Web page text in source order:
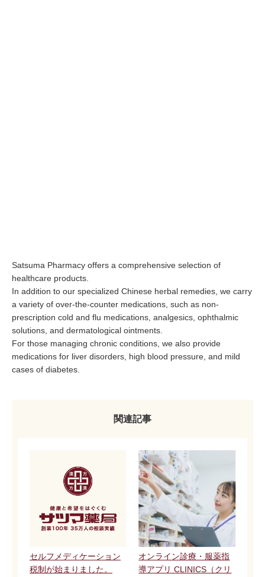
Satsuma Pharmacy offers a comprehensive selection of
healthcare products.
In addition to our specialized Chinese herbal remedies, we carry
a variety of over-the-counter medications, such as non-
prescription cold and flu medications, analgesics, ophthalmic
solutions, and dermatological ointments.
For those managing chronic conditions, we also provide
medications for liver disorders, high blood pressure, and mild
cases of diabetes.
関連記事
セルフメディケーション
税制が始まりました。
オンライン診療・服薬指
導アプリ CLINICS（クリ